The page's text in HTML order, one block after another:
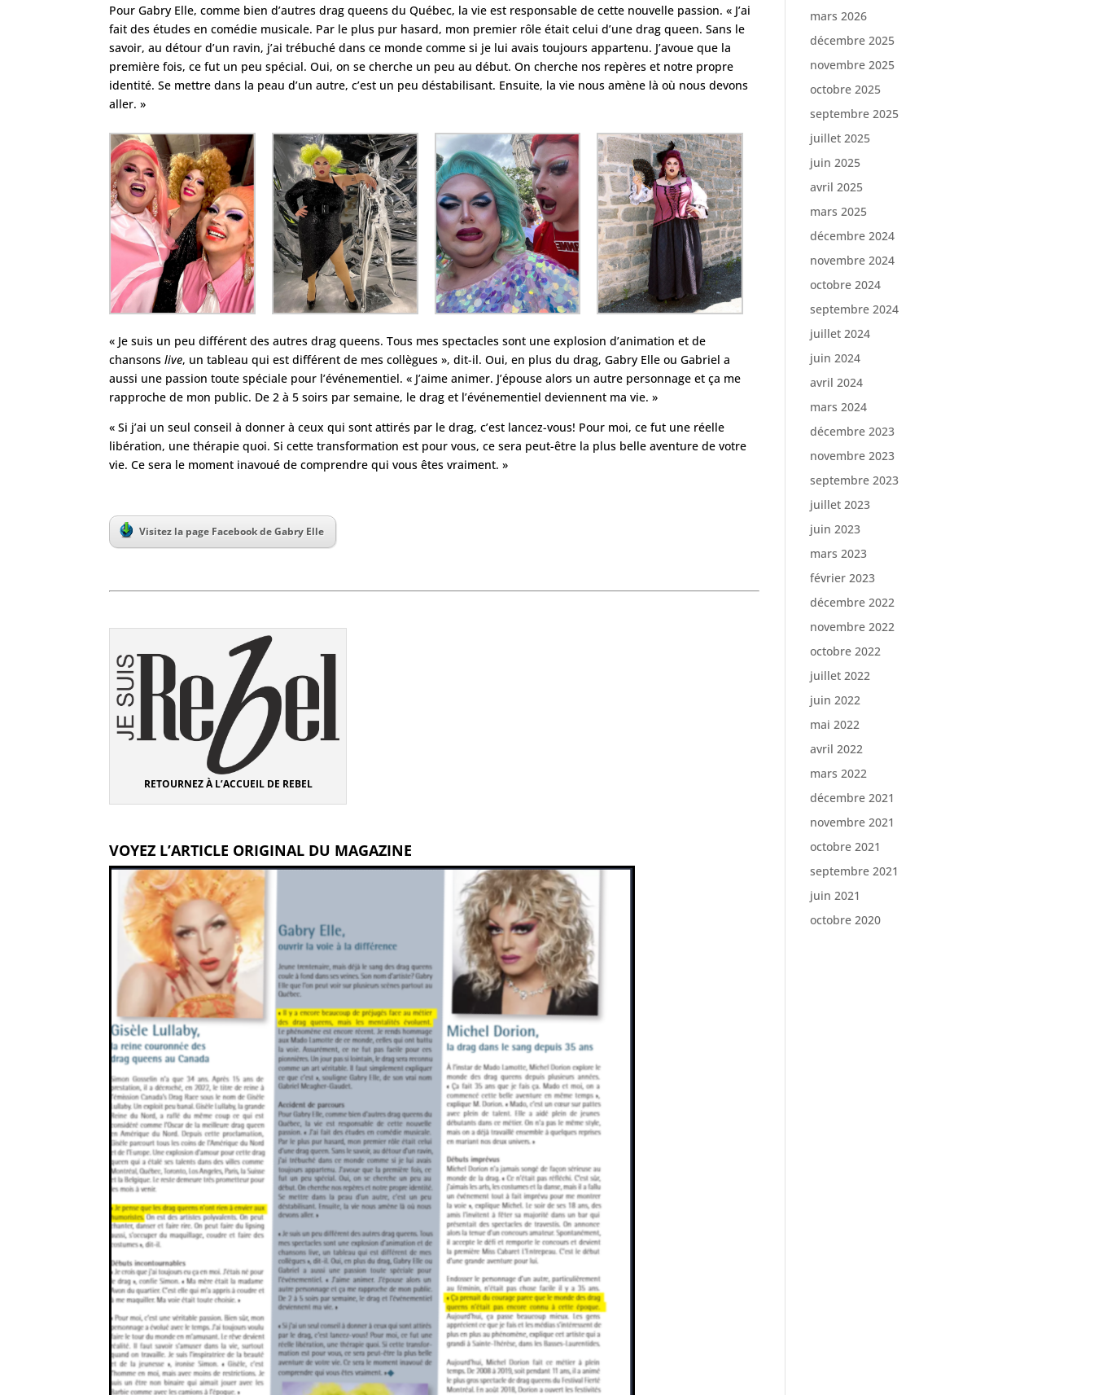
Pour Gabry Elle, comme bien d’autres drag queens du Québec, la vie est responsable de cette nouvelle passion. « J’ai
fait des études en comédie musicale. Par le plus pur hasard, mon premier rôle était celui d’une drag queen. Sans le
savoir, au détour d’un ravin, j’ai trébuché dans ce monde comme si je lui avais toujours appartenu. J’avoue que la
première fois, ce fut un peu spécial. Oui, on se cherche un peu au début. On cherche nos repères et notre propre
identité. Se mettre dans la peau d’un autre, c’est un peu déstabilisant. Ensuite, la vie nous amène là où nous devons
aller. »
« Je suis un peu différent des autres drag queens. Tous mes spectacles sont une explosion d’animation et de
chansonslive, un tableau qui est différent de mes collègues », dit-il. Oui, en plus du drag, Gabry Elle ou Gabriel a
aussi une passion toute spéciale pour l’événementiel. « J’aime animer. J’épouse alors un autre personnage et ça me
rapproche de mon public. De 2 à 5 soirs par semaine, le drag et l’événementiel deviennent ma vie. »
« Si j’ai un seul conseil à donner à ceux qui sont attirés par le drag, c’est lancez-vous! Pour moi, ce fut une réelle
libération, une thérapie quoi. Si cette transformation est pour vous, ce sera peut-être la plus belle aventure de votre
vie. Ce sera le moment inavoué de comprendre qui vous êtes vraiment. »
Visitez la page Facebook de Gabry Elle
RETOURNEZ À L’ACCUEIL DE REBEL
VOYEZ L’ARTICLE ORIGINAL DU MAGAZINE
mars 2026
décembre 2025
novembre 2025
octobre 2025
septembre 2025
juillet 2025
juin 2025
avril 2025
mars 2025
décembre 2024
novembre 2024
octobre 2024
septembre 2024
juillet 2024
juin 2024
avril 2024
mars 2024
décembre 2023
novembre 2023
septembre 2023
juillet 2023
juin 2023
mars 2023
février 2023
décembre 2022
novembre 2022
octobre 2022
juillet 2022
juin 2022
mai 2022
avril 2022
mars 2022
décembre 2021
novembre 2021
octobre 2021
septembre 2021
juin 2021
octobre 2020